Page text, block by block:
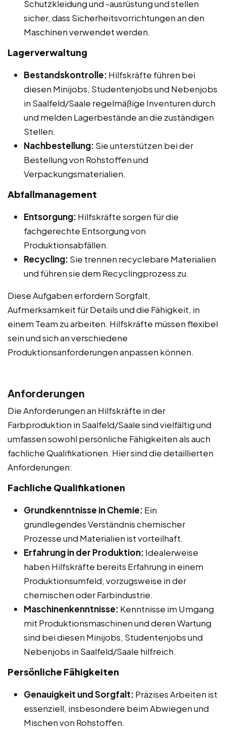
Schutzkleidung und -ausrüstung und stellen
sicher, dass Sicherheitsvorrichtungen an den
Maschinen verwendet werden.
Lagerverwaltung
Bestandskontrolle: Hilfskräfte führen bei
diesen Minijobs, Studentenjobs und Nebenjobs
in Saalfeld/Saale regelmäßige Inventuren durch
und melden Lagerbestände an die zuständigen
Stellen.
Nachbestellung: Sie unterstützen bei der
Bestellung von Rohstoffen und
Verpackungsmaterialien.
Abfallmanagement
Entsorgung: Hilfskräfte sorgen für die
fachgerechte Entsorgung von
Produktionsabfällen.
Recycling: Sie trennen recyclebare Materialien
und führen sie dem Recyclingprozess zu.
Diese Aufgaben erfordern Sorgfalt,
Aufmerksamkeit für Details und die Fähigkeit, in
einem Team zu arbeiten. Hilfskräfte müssen flexibel
sein und sich an verschiedene
Produktionsanforderungen anpassen können.
Anforderungen
Die Anforderungen an Hilfskräfte in der
Farbproduktion in Saalfeld/Saale sind vielfältig und
umfassen sowohl persönliche Fähigkeiten als auch
fachliche Qualifikationen. Hier sind die detaillierten
Anforderungen:
Fachliche Qualifikationen
Grundkenntnisse in Chemie: Ein
grundlegendes Verständnis chemischer
Prozesse und Materialien ist vorteilhaft.
Erfahrung in der Produktion: Idealerweise
haben Hilfskräfte bereits Erfahrung in einem
Produktionsumfeld, vorzugsweise in der
chemischen oder Farbindustrie.
Maschinenkenntnisse: Kenntnisse im Umgang
mit Produktionsmaschinen und deren Wartung
sind bei diesen Minijobs, Studentenjobs und
Nebenjobs in Saalfeld/Saale hilfreich.
Persönliche Fähigkeiten
Genauigkeit und Sorgfalt: Präzises Arbeiten ist
essenziell, insbesondere beim Abwiegen und
Mischen von Rohstoffen.